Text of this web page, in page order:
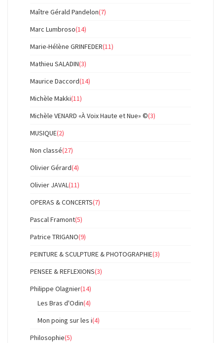
Maître Gérald Pandelon(7)
Marc Lumbroso(14)
Marie-Hélène GRINFEDER(11)
Mathieu SALADIN(3)
Maurice Daccord(14)
Michèle Makki(11)
Michèle VENARD «À Voix Haute et Nue» ©(3)
MUSIQUE(2)
Non classé(27)
Olivier Gérard(4)
Olivier JAVAL(11)
OPERAS & CONCERTS(7)
Pascal Framont(5)
Patrice TRIGANO(9)
PEINTURE & SCULPTURE & PHOTOGRAPHIE(3)
PENSEE & REFLEXIONS(3)
Philippe Olagnier(14)
Les Bras d'Odin(4)
Mon poing sur les i(4)
Philosophie(5)